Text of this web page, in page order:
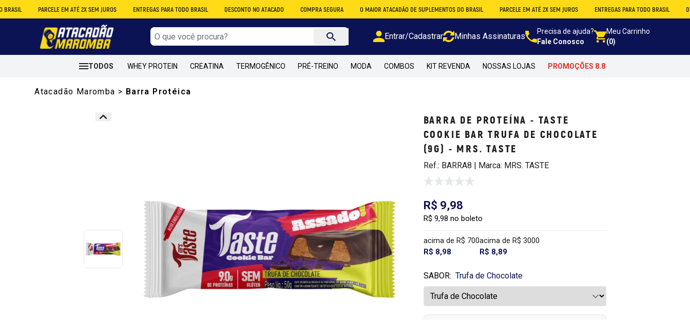
PARCELE EM ATÉ 2X SEM JUROS ENTREGAS PARA TODO BRASIL DESCONTO NO ATACADO COMPRA SEGURA O MAIOR ATACADÃO DE SUPLEMENTOS DO BRASIL PARCELE EM ATÉ 2X SEM JUROS ENTREGAS PARA TODO BRASIL DESCONTO
Entrar/Cadastrar Minhas Assinaturas
Precisa de ajuda?
Fale Conosco
Meu Carrinho
(0)
TODOS WHEY PROTEIN CREATINA TERMOGÊNICO PRÉ-TREINO MODA COMBOS KIT REVENDA NOSSAS LOJAS PROMOÇÕES 8.8
Atacadão Maromba > Barra Protéica
BARRA DE PROTEÍNA - TASTE
COOKIE BAR TRUFA DE CHOCOLATE
(9G) - MRS. TASTE
Ref.: BARRA8 | Marca: MRS. TASTE
R$ 9,98
R$ 9,98 no boleto
acima de R$ 700
R$ 8,98
acima de R$ 3000
R$ 8,89
SABOR: Trufa de Chocolate